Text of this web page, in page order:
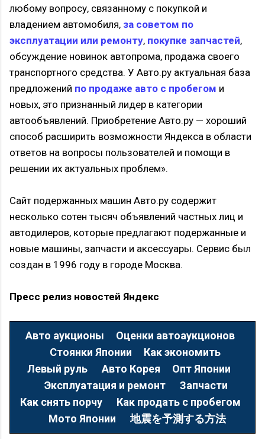
любому вопросу, связанному с покупкой и
владением автомобиля, за советом по
эксплуатации или ремонту, покупке запчастей,
обсуждение новинок автопрома, продажа своего
транспортного средства. У Авто.ру актуальная база
предложений по продаже авто с пробегом и
новых, это признанный лидер в категории
автообъявлений. Приобретение Авто.ру — хороший
способ расширить возможности Яндекса в области
ответов на вопросы пользователей и помощи в
решении их актуальных проблем».
Сайт подержанных машин Авто.ру содержит
несколько сотен тысяч объявлений частных лиц и
автодилеров, которые предлагают подержанные и
новые машины, запчасти и аксессуары. Сервис был
создан в 1996 году в городе Москва.
Пресс релиз новостей Яндекс
Авто аукционы
Оценки автоаукционов
Стоянки Японии
Как экономить
Левый руль
Авто Корея
Опт Японии
Эксплуатация и ремонт
Запчасти
Как снять порчу
Как продать с пробегом
Мото Японии
地震を予測する方法